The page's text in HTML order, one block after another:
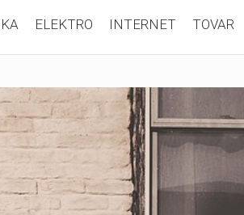
ELEKTRO INTERNET TOVAR